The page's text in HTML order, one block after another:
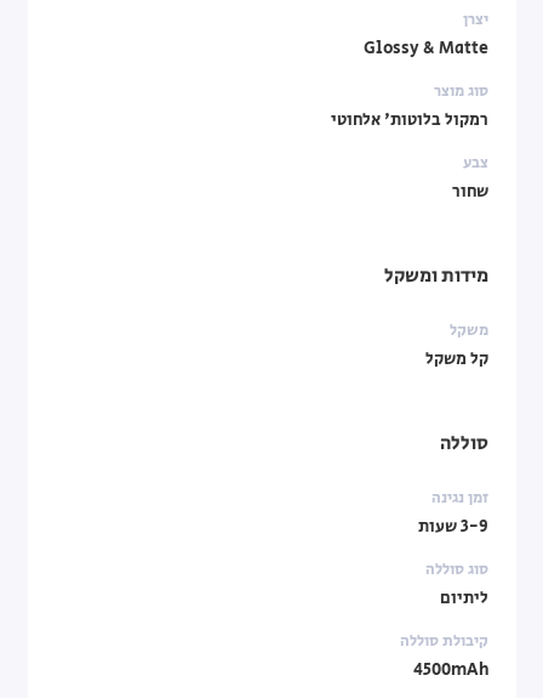
יצרן
Glossy & Matte
סוג מוצר
רמקול בלוטות' אלחוטי
צבע
שחור
מידות ומשקל
משקל
קל משקל
סוללה
זמן נגינה
3-9 שעות
סוג סוללה
ליתיום
קיבולת סוללה
4500mAh